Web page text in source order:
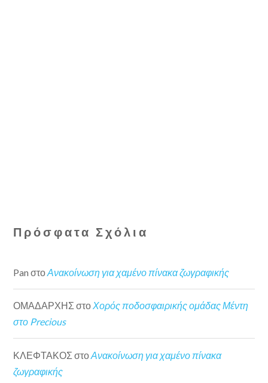
Πρόσφατα Σχόλια
Pan στοΑνακοίνωση για χαμένο πίνακα ζωγραφικής
ΟΜΑΔΑΡΧΗΣ στοΧορός ποδοσφαιρικής ομάδας Μέντη
στο Precious
ΚΛΕΦΤΑΚΟΣ στοΑνακοίνωση για χαμένο πίνακα
ζωγραφικής